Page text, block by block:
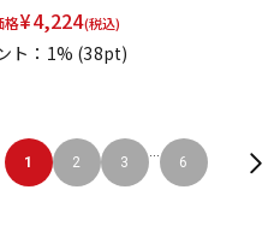
格¥4,224(税込)
ト：1% (38pt)
1 2 3 6